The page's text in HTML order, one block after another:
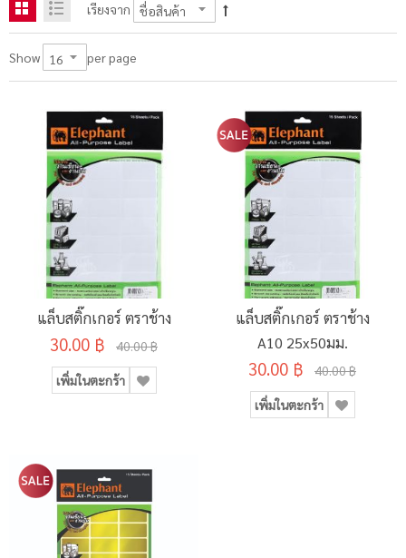
เรียงจาก
Show per page
แล็บสติ๊กเกอร์ ตราช้าง
30.00 ฿ 40.00 ฿
เพิ่มในตะกร้า
แล็บสติ๊กเกอร์ ตราช้าง
A10 25x50มม.
30.00 ฿ 40.00 ฿
เพิ่มในตะกร้า